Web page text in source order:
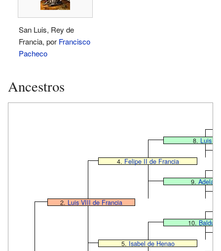
San Luis, Rey de
Francia, por Francisco
Pacheco
Ancestros
8.Luis
4.Felipe II de Francia
9.Adela
2.Luis VIII de Francia
10.
5.Isabel de Henao